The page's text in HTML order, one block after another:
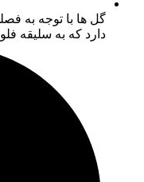
گل ها با توجه به
دارد که به سلیقه